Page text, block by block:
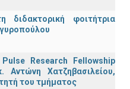
διδακτορική φοιτήτρια
Research Fellowship
Χατζηβασιλείου,
του τμήματος